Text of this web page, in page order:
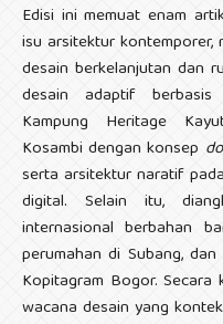
Edisi ini memuat enam
isu arsitektur kontemporer,
desain berkelanjutan dan
desain adaptif
Kampung Heritage
Kosambi dengan konsep
serta arsitektur naratif
digital. Selain itu,
internasional berbahan
perumahan di Subang,
Kopitagram Bogor. Secara
wacana desain yang